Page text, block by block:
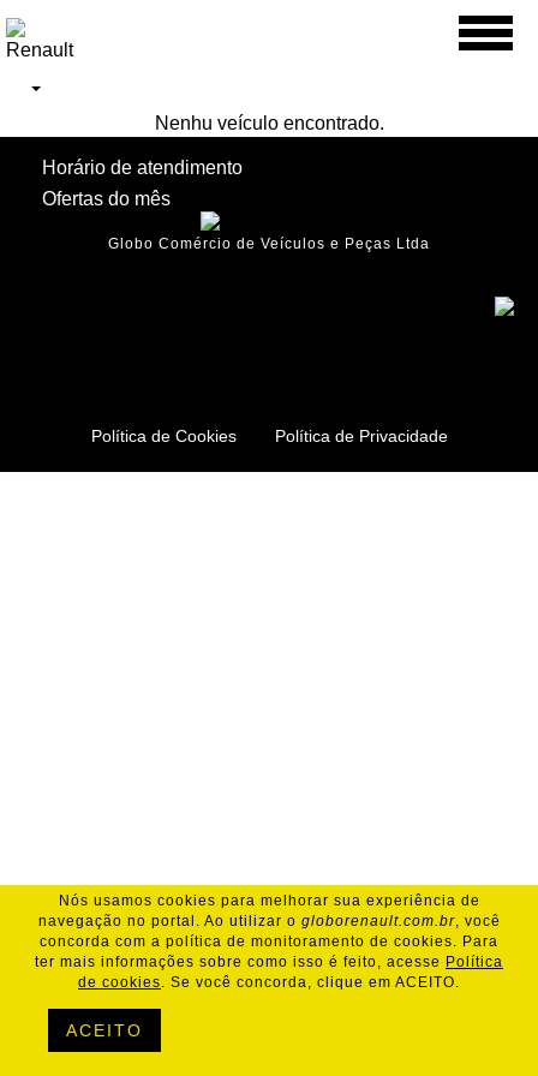
Nenhu veículo encontrado.
Horário de atendimento
Ofertas do mês
Globo Comércio de Veículos e Peças Ltda
Política de Cookies Política de Privacidade
Nós usamos cookies para melhorar sua experiência de
navegação no portal. Ao utilizar o globorenault.com.br, você
concorda com a política de monitoramento de cookies. Para
ter mais informações sobre como isso é feito, acesse Política
de cookies. Se você concorda, clique em ACEITO.
ACEITO